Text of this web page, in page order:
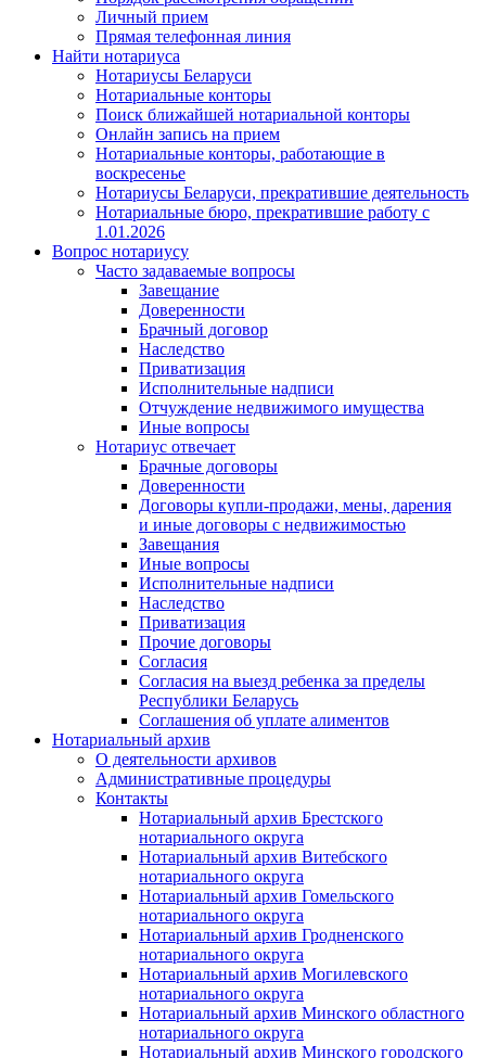
Личный прием
Прямая телефонная линия
Найти нотариуса
Нотариусы Беларуси
Нотариальные конторы
Поиск ближайшей нотариальной конторы
Онлайн запись на прием
Нотариальные конторы, работающие в
воскресенье
Нотариусы Беларуси, прекратившие деятельность
Нотариальные бюро, прекратившие работу с
1.01.2026
Вопрос нотариусу
Часто задаваемые вопросы
Завещание
Доверенности
Брачный договор
Наследство
Приватизация
Исполнительные надписи
Отчуждение недвижимого имущества
Иные вопросы
Нотариус отвечает
Брачные договоры
Доверенности
Договоры купли-продажи, мены, дарения
и иные договоры с недвижимостью
Завещания
Иные вопросы
Исполнительные надписи
Наследство
Приватизация
Прочие договоры
Согласия
Согласия на выезд ребенка за пределы
Республики Беларусь
Соглашения об уплате алиментов
Нотариальный архив
О деятельности архивов
Административные процедуры
Контакты
Нотариальный архив Брестского
нотариального округа
Нотариальный архив Витебского
нотариального округа
Нотариальный архив Гомельского
нотариального округа
Нотариальный архив Гродненского
нотариального округа
Нотариальный архив Могилевского
нотариального округа
Нотариальный архив Минского областного
нотариального округа
Нотариальный архив Минского городского